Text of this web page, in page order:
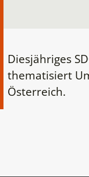
Diesjähriges
thematisiert
Österreich.